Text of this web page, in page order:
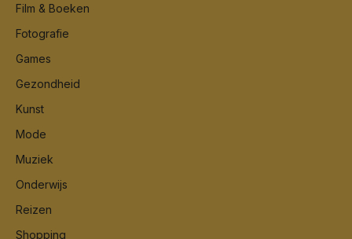
Film & Boeken
Fotografie
Games
Gezondheid
Kunst
Mode
Muziek
Onderwijs
Reizen
Shopping